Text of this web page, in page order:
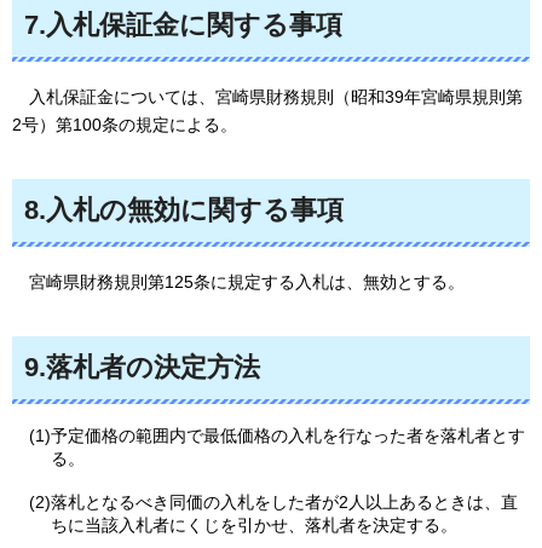
7.入札保証金に関する事項
入札保証金については、宮崎県財務規則（昭和39年宮崎県規則第
2号）第100条の規定による。
8.入札の無効に関する事項
宮崎県財務規則第125条に規定する入札は、無効とする。
9.落札者の決定方法
(1)予定価格の範囲内で最低価格の入札を行なった者を落札者とす
る。
(2)落札となるべき同価の入札をした者が2人以上あるときは、直
ちに当該入札者にくじを引かせ、落札者を決定する。